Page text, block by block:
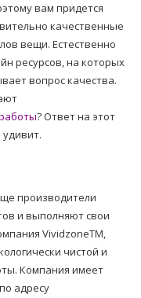
вам придется
качественные
вещи. Естественно
ресурсов, на которых
вопрос качества.
? Ответ на этот
производители
и выполняют свои
VividzoneTM,
чистой и
Компания имеет
адресу